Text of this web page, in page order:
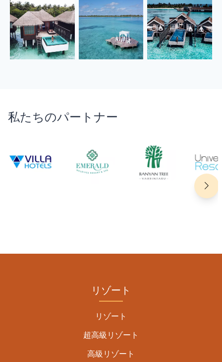
私たちのパートナー
リゾート
リゾート
超高級リゾート
高級リゾート